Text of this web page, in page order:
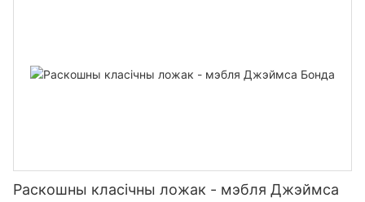
Раскошны класічны ложак - мэбля Джэймса